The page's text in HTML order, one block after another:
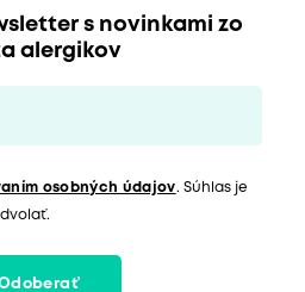
s novinkami zo
alergikov
osobných údajov. Súhlas je